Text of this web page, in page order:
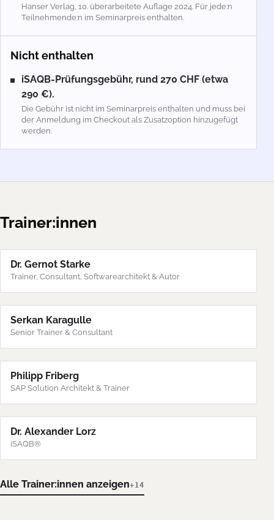
Hanser Verlag, 10. überarbeitete Auflage 2024. Für jede:n
Teilnehmende:n im Seminarpreis enthalten.
Nicht enthalten
iSAQB-Prüfungsgebühr, rund 270 CHF (etwa
290 €).
Die Gebühr ist nicht im Seminarpreis enthalten und muss bei
der Anmeldung im Checkout als Zusatzoption hinzugefügt
werden.
Trainer:innen
Dr. Gernot Starke
Trainer, Consultant, Softwarearchitekt & Autor
Serkan Karagulle
Senior Trainer & Consultant
Philipp Friberg
SAP Solution Architekt & Trainer
Dr. Alexander Lorz
iSAQB®
Alle Trainer:innen anzeigen+14